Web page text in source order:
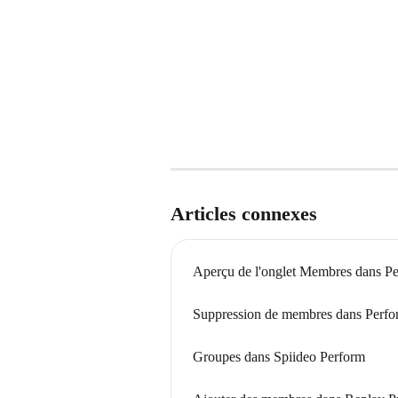
Articles connexes
Aperçu de l'onglet Membres dans
Suppression de membres dans
Groupes dans Spiideo Perform